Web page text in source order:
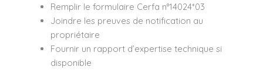
Remplir le formulaire Cerfa n°14024*03
Joindre les preuves de notification au
propriétaire
Fournir un rapport d’expertise technique si
disponible